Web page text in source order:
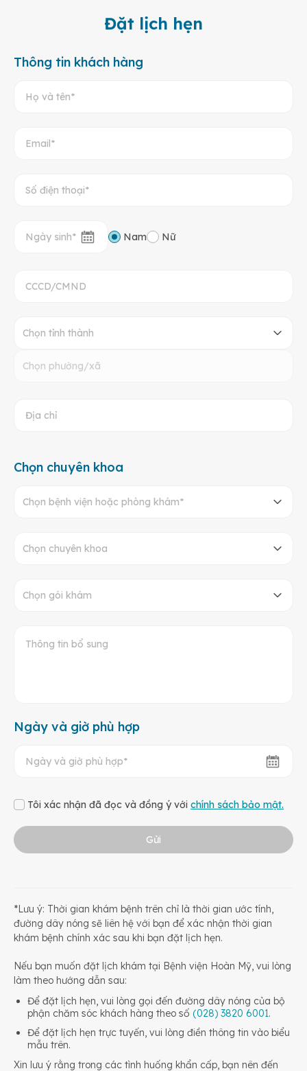
Đặt lịch hẹn
Thông tin khách hàng
Nam Nữ
Chọn tỉnh thành
Chọn phường/xã
Chọn chuyên khoa
Chọn bệnh viện hoặc phòng khám*
Chọn chuyên khoa
Chọn gói khám
Ngày và giờ phù hợp
Tôi xác nhận đã đọc và đồng ý với chính sách bảo mật.
Gửi
*Lưu ý: Thời gian khám bệnh trên chỉ là thời gian ước tính,
đường dây nóng sẽ liên hệ với bạn để xác nhận thời gian
khám bệnh chính xác sau khi bạn đặt lịch hẹn.
Nếu bạn muốn đặt lịch khám tại Bệnh viện Hoàn Mỹ, vui lòng
làm theo hướng dẫn sau:
Để đặt lịch hẹn, vui lòng gọi đến đường dây nóng của bộ
phận chăm sóc khách hàng theo số (028) 3820 6001.
Để đặt lịch hẹn trực tuyến, vui lòng điền thông tin vào biểu
mẫu trên.
Xin lưu ý rằng trong các tình huống khẩn cấp, bạn nên đến